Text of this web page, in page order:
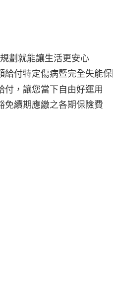
劃就能讓生活更安心
給付特定傷病暨完全失能
付，讓您當下自由好運用
免續期應繳之各期保險費